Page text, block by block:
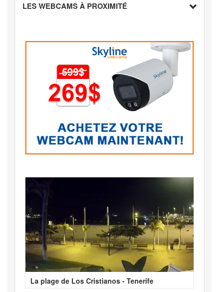
LES WEBCAMS À PROXIMITÉ
La plage de Los Cristianos - Tenerife